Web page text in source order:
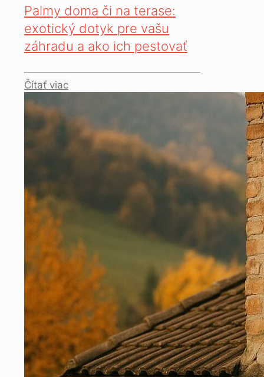
Palmy doma či na terase:
exotický dotyk pre vašu
záhradu a ako ich pestovať
Čítať viac